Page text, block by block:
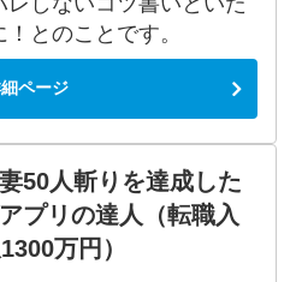
とのことです。
ページ
50人斬りを達成した
プリの達人（転職入
万円）